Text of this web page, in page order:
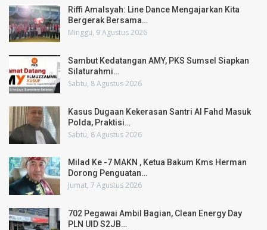
Riffi Amalsyah: Line Dance Mengajarkan Kita
Bergerak Bersama…
Minggu, 9 Agustus 2026
Sambut Kedatangan AMY, PKS Sumsel Siapkan
Silaturahmi…
Sabtu, 8 Agustus 2026
Kasus Dugaan Kekerasan Santri Al Fahd Masuk
Polda, Praktisi…
Sabtu, 8 Agustus 2026
Milad Ke -7 MAKN , Ketua Bakum Kms Herman
Dorong Penguatan…
Jumat, 7 Agustus 2026
702 Pegawai Ambil Bagian, Clean Energy Day
PLN UID S2JB…